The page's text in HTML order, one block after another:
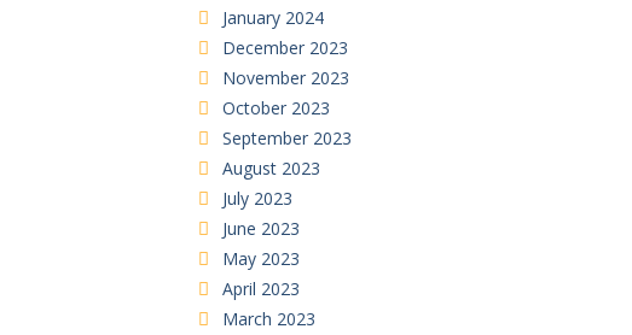
January 2024
December 2023
November 2023
October 2023
September 2023
August 2023
July 2023
June 2023
May 2023
April 2023
March 2023